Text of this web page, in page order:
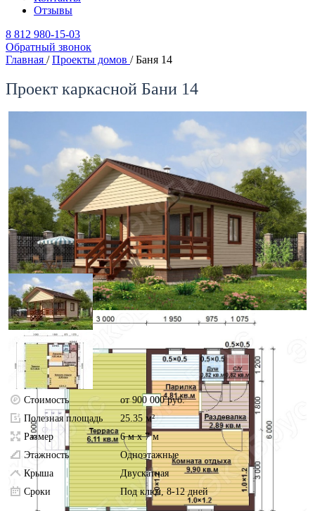
Отзывы
8 812 980-15-03
Обратный звонок
Главная / Проекты домов / Баня 14
Проект каркасной Бани 14
Стоимость
от 900 000 руб.
Полезная площадь
25.35 м²
Размер
6 м х 7 м
Этажность
Одноэтажные
Крыша
Двускатная
Сроки
Под ключ, 8-12 дней